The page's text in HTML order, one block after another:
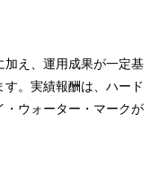
え、運用成果が一定基
。実績報酬は、ハード
・ウォーター・マークが